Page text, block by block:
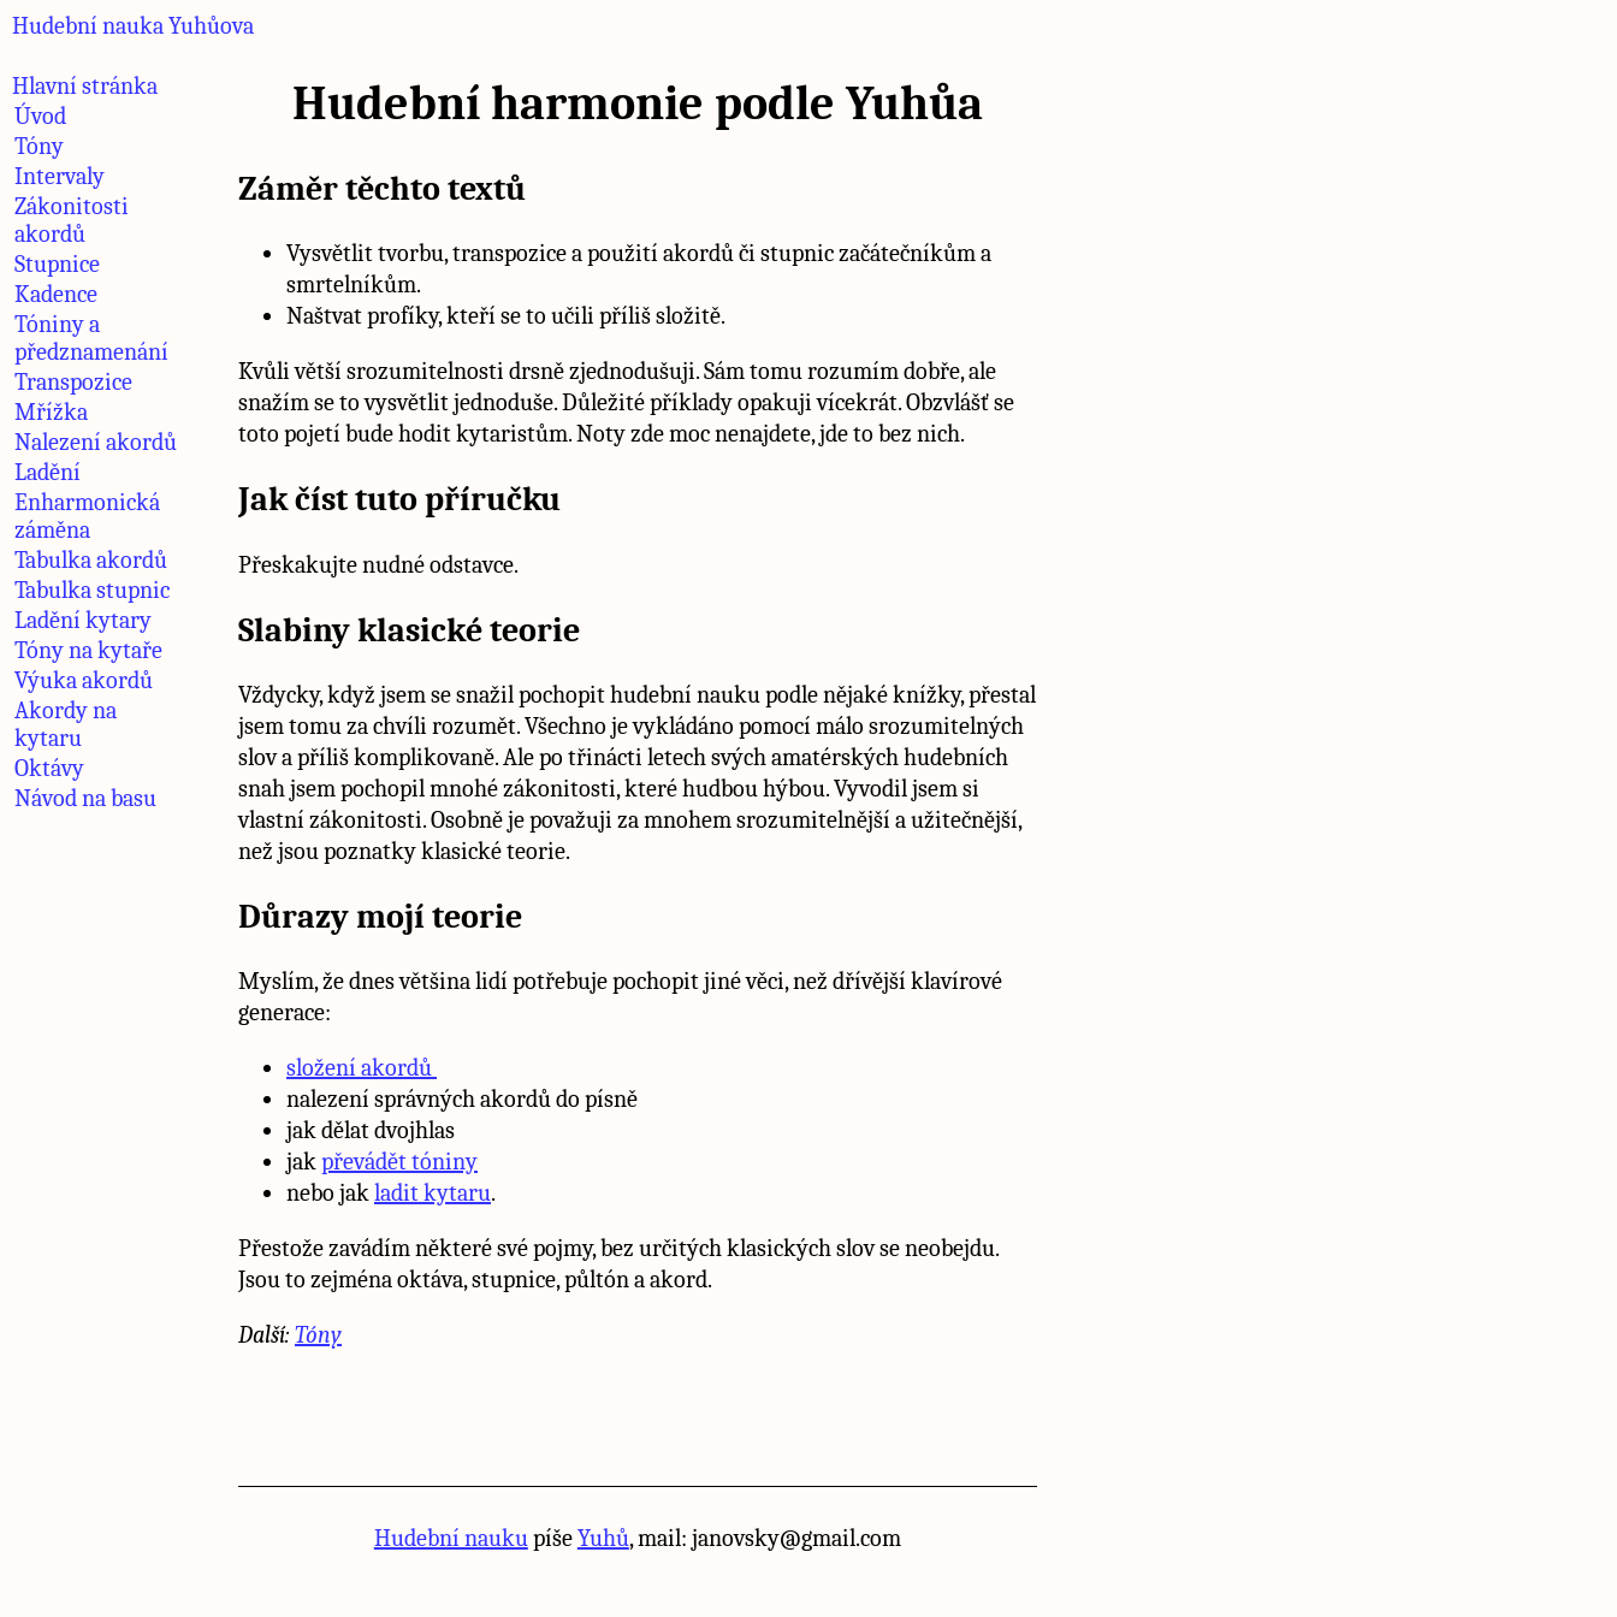
Hudební nauka Yuhůova
Hudební harmonie podle Yuhůa
Záměr těchto textů
Vysvětlit tvorbu, transpozice a použití akordů či stupnic začátečníkům a
smrtelníkům.
Naštvat profíky, kteří se to učili příliš složitě.
Kvůli větší srozumitelnosti drsně zjednodušuji. Sám tomu rozumím dobře, ale
snažím se to vysvětlit jednoduše. Důležité příklady opakuji vícekrát. Obzvlášť se
toto pojetí bude hodit kytaristům. Noty zde moc nenajdete, jde to bez nich.
Jak číst tuto příručku
Přeskakujte nudné odstavce.
Slabiny klasické teorie
Vždycky, když jsem se snažil pochopit hudební nauku podle nějaké knížky, přestal
jsem tomu za chvíli rozumět. Všechno je vykládáno pomocí málo srozumitelných
slov a příliš komplikovaně. Ale po třinácti letech svých amatérských hudebních
snah jsem pochopil mnohé zákonitosti, které hudbou hýbou. Vyvodil jsem si
vlastní zákonitosti. Osobně je považuji za mnohem srozumitelnější a užitečnější,
než jsou poznatky klasické teorie.
Důrazy mojí teorie
Myslím, že dnes většina lidí potřebuje pochopit jiné věci, než dřívější klavírové
generace:
složení akordů
nalezení správných akordů do písně
jak dělat dvojhlas
jakpřevádět tóniny
nebo jakladit kytaru.
Přestože zavádím některé své pojmy, bez určitých klasických slov se neobejdu.
Jsou to zejména oktáva, stupnice, půltón a akord.
Další: Tóny
Hudební naukupíšeYuhů, mail: janovsky@gmail.com
Hlavní stránka
Úvod
Tóny
Intervaly
Zákonitosti
akordů
Stupnice
Kadence
Tóniny a
předznamenání
Transpozice
Mřížka
Nalezení akordů
Ladění
Enharmonická
záměna
Tabulka akordů
Tabulka stupnic
Ladění kytary
Tóny na kytaře
Výuka akordů
Akordy na
kytaru
Oktávy
Návod na basu